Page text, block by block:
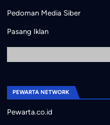
Pedoman Media Siber
Pasang Iklan
PEWARTA NETWORK
Pewarta.co.id